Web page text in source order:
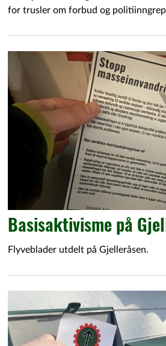
for trusler om forbud og
Basisaktivisme på
Flyveblader utdelt på Gjelleråsen.